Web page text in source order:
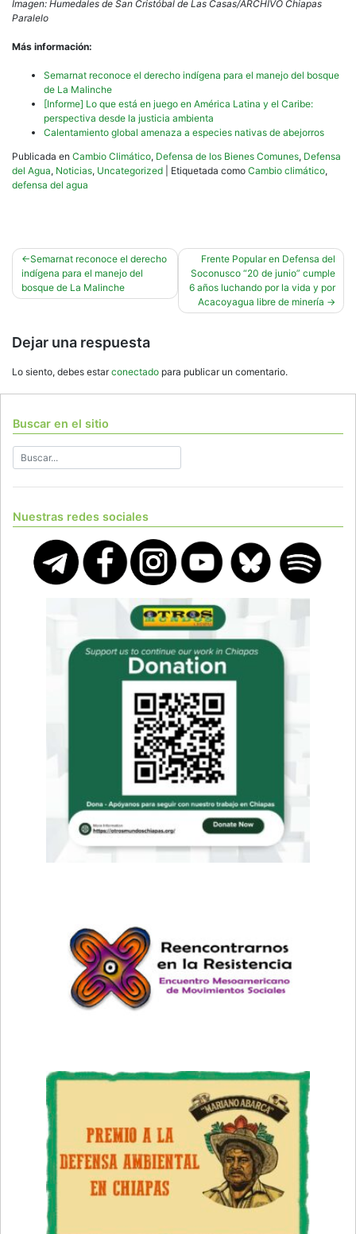
Imagen: Humedales de San Cristóbal de Las Casas/ARCHIVO Chiapas
Paralelo
Más información:
Semarnat reconoce el derecho indígena para el manejo del bosque
de La Malinche
[Informe] Lo que está en juego en América Latina y el Caribe:
perspectiva desde la justicia ambienta
Calentamiento global amenaza a especies nativas de abejorros
Publicada en Cambio Climático, Defensa de los Bienes Comunes, Defensa
del Agua, Noticias, Uncategorized Etiquetada como Cambio climático,
defensa del agua
Navegación
de
entradas
Semarnat reconoce el derecho
indígena para el manejo del
bosque de La Malinche
Frente Popular en Defensa del
Soconusco “20 de junio” cumple
6 años luchando por la vida y por
Acacoyagua libre de minería
Dejar una respuesta
Lo siento, debes estarconectado para publicar un comentario.
Buscar en el sitio
Nuestras redes sociales